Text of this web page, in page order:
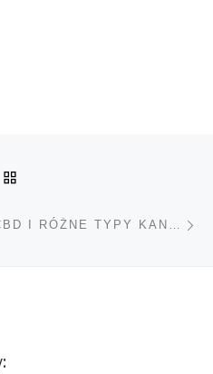
PODSUMOWANIE: THC, CBD I RÓŻNE TYPY KANNABINOIDÓW